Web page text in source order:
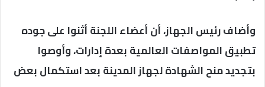
وأضاف رئيس الجهاز، أن أعضاء اللجنة أثنوا على جوده
تطبيق المواصفات العالمية بعدة إدارات، وأوصوا
بتجديد منح الشهادة لجهاز المدينة بعد استكمال بعض